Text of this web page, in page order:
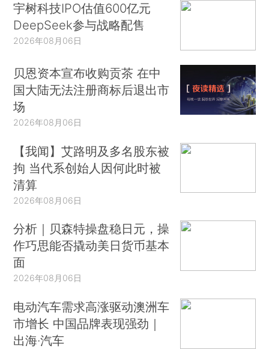
宇树科技IPO估值600亿元
DeepSeek参与战略配售
2026年08月06日
贝恩资本宣布收购贡茶 在中
国大陆无法注册商标后退出市
场
2026年08月06日
【我闻】艾路明及多名股东被
拘 当代系创始人因何此时被
清算
2026年08月06日
分析｜贝森特操盘稳日元，操
作巧思能否撬动美日货币基本
面
2026年08月06日
电动汽车需求高涨驱动澳洲车
市增长 中国品牌表现强劲｜
出海·汽车